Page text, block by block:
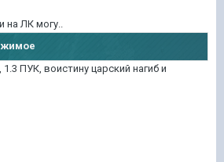
на ЛК могу..
ПУК, воистину царский нагиб и